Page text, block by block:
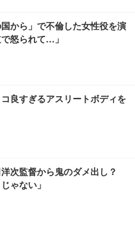
コンチェア (ホワイト)
チェア デスクチェア 肘なし メ
ーサポート付き 腰サポート ガ
度回転 キャスター付き コンパク
280Hz/FHD】GRAPHT THE S
Monitor 24” Essential ゲーミン
インチ 1ms FHD 量子ドット 残
ットシーツ 超厚型 お徳用 レギ
限定】
から」で不倫した女性役を演
怒られて…」
良すぎるアスリートボディを
次監督から鬼のダメ出し？
ゃない」